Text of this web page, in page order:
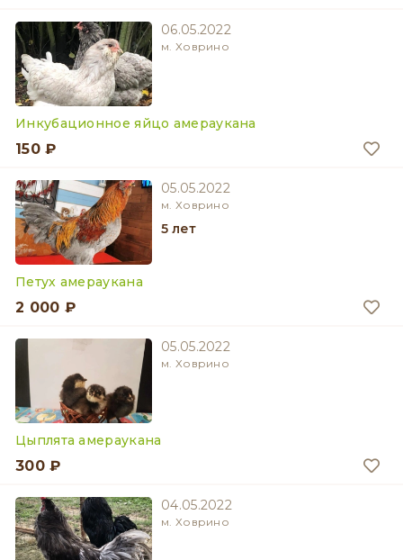
06.05.2022
м. Ховрино
Инкубационное яйцо амераукана
150 ₽
05.05.2022
м. Ховрино
5 лет
Петух амераукана
2 000 ₽
05.05.2022
м. Ховрино
Цыплята амераукана
300 ₽
04.05.2022
м. Ховрино